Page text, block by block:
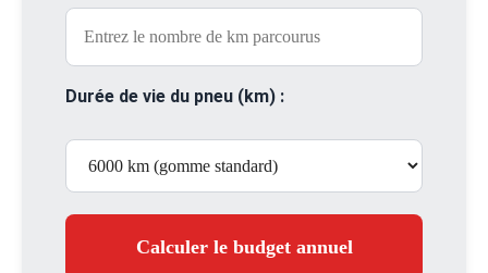
Durée de vie du pneu (km) :
Calculer le budget annuel